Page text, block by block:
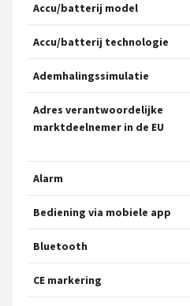
Accu/batterij model
Accu/batterij technologie
Ademhalingssimulatie
Adres verantwoordelijke
marktdeelnemer in de EU
Alarm
Bediening via mobiele app
Bluetooth
CE markering